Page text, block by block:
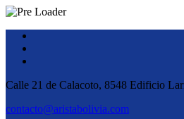
Calle 21 de Calacoto, 8548 Edificio
contacto@aristabolivia.com